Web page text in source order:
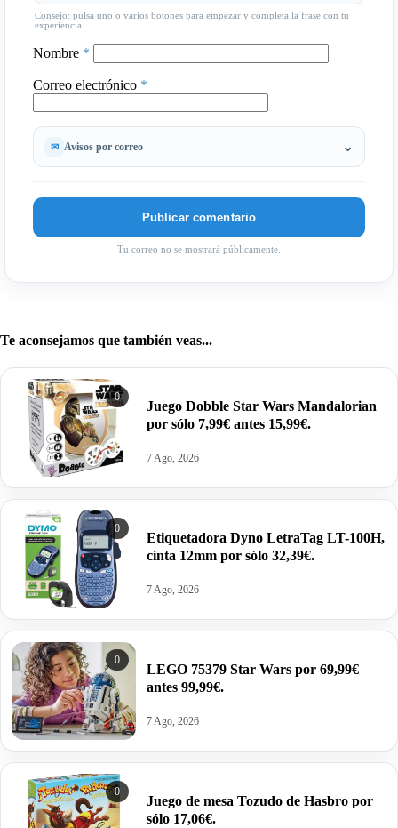
Consejo: pulsa uno o varios botones para empezar y completa la frase con tu
experiencia.
Nombre *
Correo electrónico *
Avisos por correo
Tu correo no se mostrará públicamente.
Te aconsejamos que también veas...
0
Juego Dobble Star Wars Mandalorian
por sólo 7,99€ antes 15,99€.
7 Ago, 2026
0
Etiquetadora Dyno LetraTag LT-100H,
cinta 12mm por sólo 32,39€.
7 Ago, 2026
0
LEGO 75379 Star Wars por 69,99€
antes 99,99€.
7 Ago, 2026
0
Juego de mesa Tozudo de Hasbro por
sólo 17,06€.